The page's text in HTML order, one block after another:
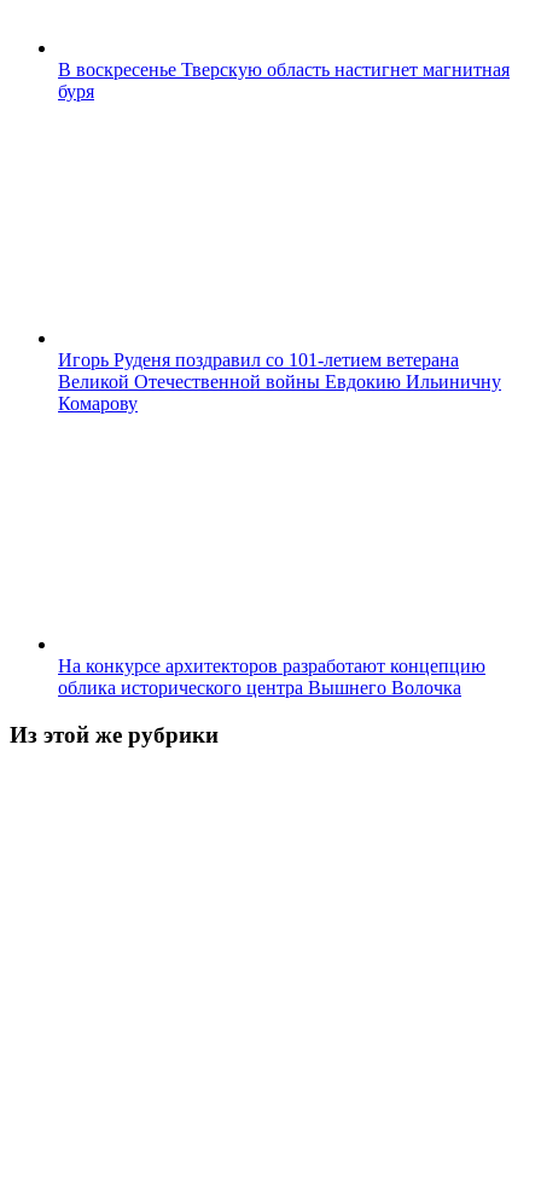
В воскресенье Тверскую область настигнет магнитная
буря
Игорь Руденя поздравил со 101-летием ветерана
Великой Отечественной войны Евдокию Ильиничну
Комарову
На конкурсе архитекторов разработают концепцию
облика исторического центра Вышнего Волочка
Из этой же рубрики